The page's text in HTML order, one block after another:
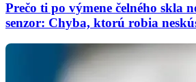
Prečo ti po výmene čelného skla
senzor: Chyba, ktorú robia